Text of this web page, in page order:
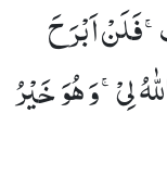
فَلَنْ اَبْرَحَ
لِیْۚ-وَ هُوَ خَیْرُ